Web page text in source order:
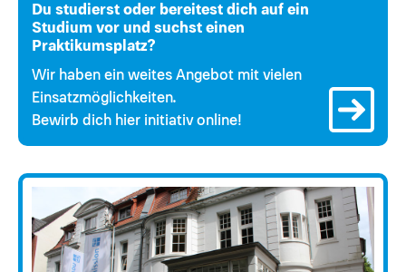
Du studierst oder bereitest dich auf ein
Studium vor und suchst einen
Praktikumsplatz?
Wir haben ein weites Angebot mit vielen
Einsatzmöglichkeiten.
Bewirb dich hier initiativ online!